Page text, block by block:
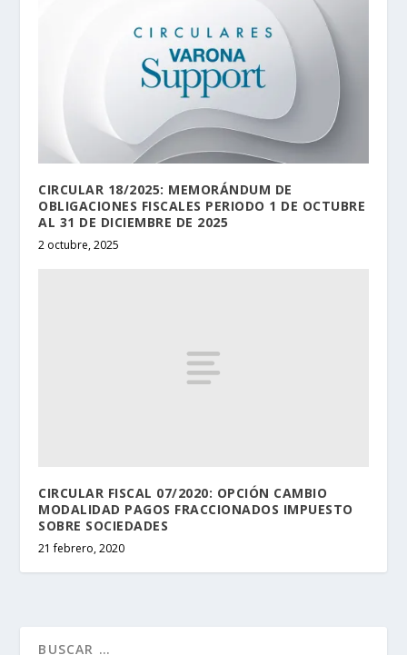
CIRCULAR 18/2025: MEMORÁNDUM DE
OBLIGACIONES FISCALES PERIODO 1 DE OCTUBRE
AL 31 DE DICIEMBRE DE 2025
2 octubre, 2025
CIRCULAR FISCAL 07/2020: OPCIÓN CAMBIO
MODALIDAD PAGOS FRACCIONADOS IMPUESTO
SOBRE SOCIEDADES
21 febrero, 2020